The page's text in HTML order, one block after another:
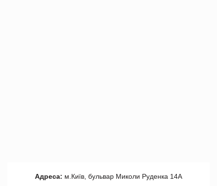
Адреса: м.Київ, бульвар Миколи Руденка 14А